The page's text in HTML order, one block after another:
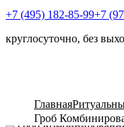
+7 (495) 182-85-99+7
круглосуточно, без
Главная